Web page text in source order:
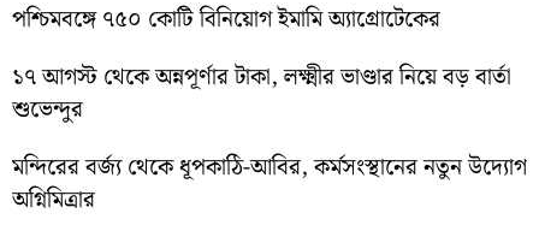
পশ্চিমবঙ্গে ৭৫০ কোটি বিনিয়োগ ইমামি অ্যাগ্রোটেকের
১৭ আগস্ট থেকে অন্নপূর্ণার টাকা, লক্ষ্মীর ভাণ্ডার নিয়ে বড় বার্তা
শুভেন্দুর
মন্দিরের বর্জ্য থেকে ধূপকাঠি-আবির, কর্মসংস্থানের নতুন উদ্যোগ
অগ্নিমিত্রার